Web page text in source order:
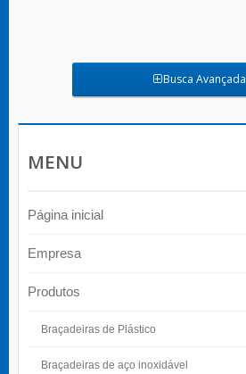
Busca Avançada
MENU
Página inicial
Empresa
Produtos
Braçadeiras de Plástico
Braçadeiras de aço inoxidável